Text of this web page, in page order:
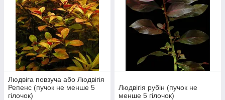
Людвіга повзуча або Людвігія
Репенс (пучок не менше 5
гілочок)
Людвігія рубін (пучок не
менше 5 гілочок)